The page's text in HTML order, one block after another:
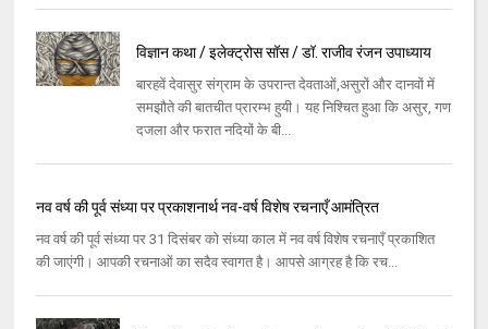
विज्ञान कथा / इलेक्ट्रोस सॉस / डॉ. राजीव रंजन उपाध्याय
बारहवें देवासुर संग्राम के उपरान्त देवताओं,असुरों और दानवों में
समझौते की बातचीत प्रारम्भ हुयी। यह निश्चित हुआ कि असुर, गण
दजला और फरात नदियों के बी...
नव वर्ष की पूर्व संध्या पर प्रकाशनार्थ नव-वर्ष विशेष रचनाएँ आमंत्रित
नव वर्ष की पूर्व संध्या पर 31 दिसंबर को संध्या काल में नव वर्ष विशेष रचनाएँ प्रकाशित
की जाएंगी। आपकी रचनाओं का सदैव स्वागत है। आपसे आग्रह है कि रच...